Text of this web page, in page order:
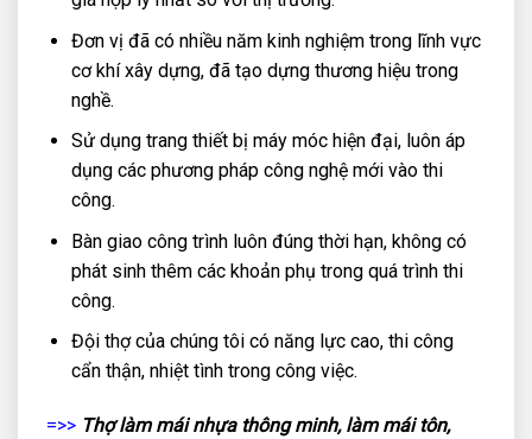
Đơn vị đã có nhiều năm kinh nghiệm trong lĩnh vực
cơ khí xây dựng, đã tạo dựng thương hiệu trong
nghề.
Sử dụng trang thiết bị máy móc hiện đại, luôn áp
dụng các phương pháp công nghệ mới vào thi
công.
Bàn giao công trình luôn đúng thời hạn, không có
phát sinh thêm các khoản phụ trong quá trình thi
công.
Đội thợ của chúng tôi có năng lực cao, thi công
cẩn thận, nhiệt tình trong công việc.
=>> Thợ làm mái nhựa thông minh, làm mái tôn,